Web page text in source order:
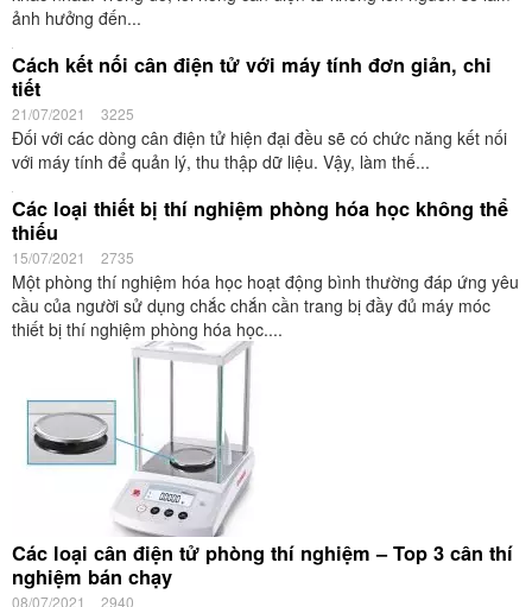
Cách cắt tỉa cành mít giúp cây sinh trưởng tốt, ra
nhiều quả
29/05/2021 4616
Muốn cây mít sinh trưởng tốt, ra sai quả, bạn phải nắm được thời
điểm khi nào cắt tỉa cành mít và kỹ thuật cắt tỉa cành mít. Và sau
đây là cách cắt...
Đặc điểm của máy khoan pin 18V và 36V
22/05/2020 4534
Với những tính năng ưu việt, dòng máy khoan cầm tay pin đang
được ưa chuộng. Điện áp khoan pin dao động từ 3 -48V, trong đó
dòng máy khoan pin có điện...
Cách pha loãng rượu theo công thức đảm bảo chất
lượng
4530
Rượu nấu nói riêng, các loại rượu nói chung đều có một độ rượu
xác định. Đo chỉ số này bằng dụng cụ đo nồng độ rượu. Tuy nhiên,
với một...
BÀI VIẾT LIÊN QUAN